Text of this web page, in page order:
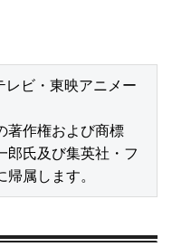
ビ・東映アニメー
著作権および商標
郎氏及び集英社・フ
属します。